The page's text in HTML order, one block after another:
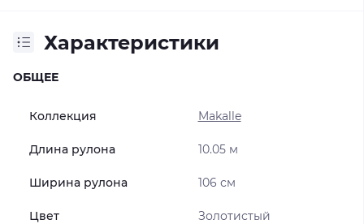
Характеристики
ОБЩЕЕ
Коллекция Makalle
Длина рулона 10.05 м
Ширина рулона 106 см
Цвет Золотистый